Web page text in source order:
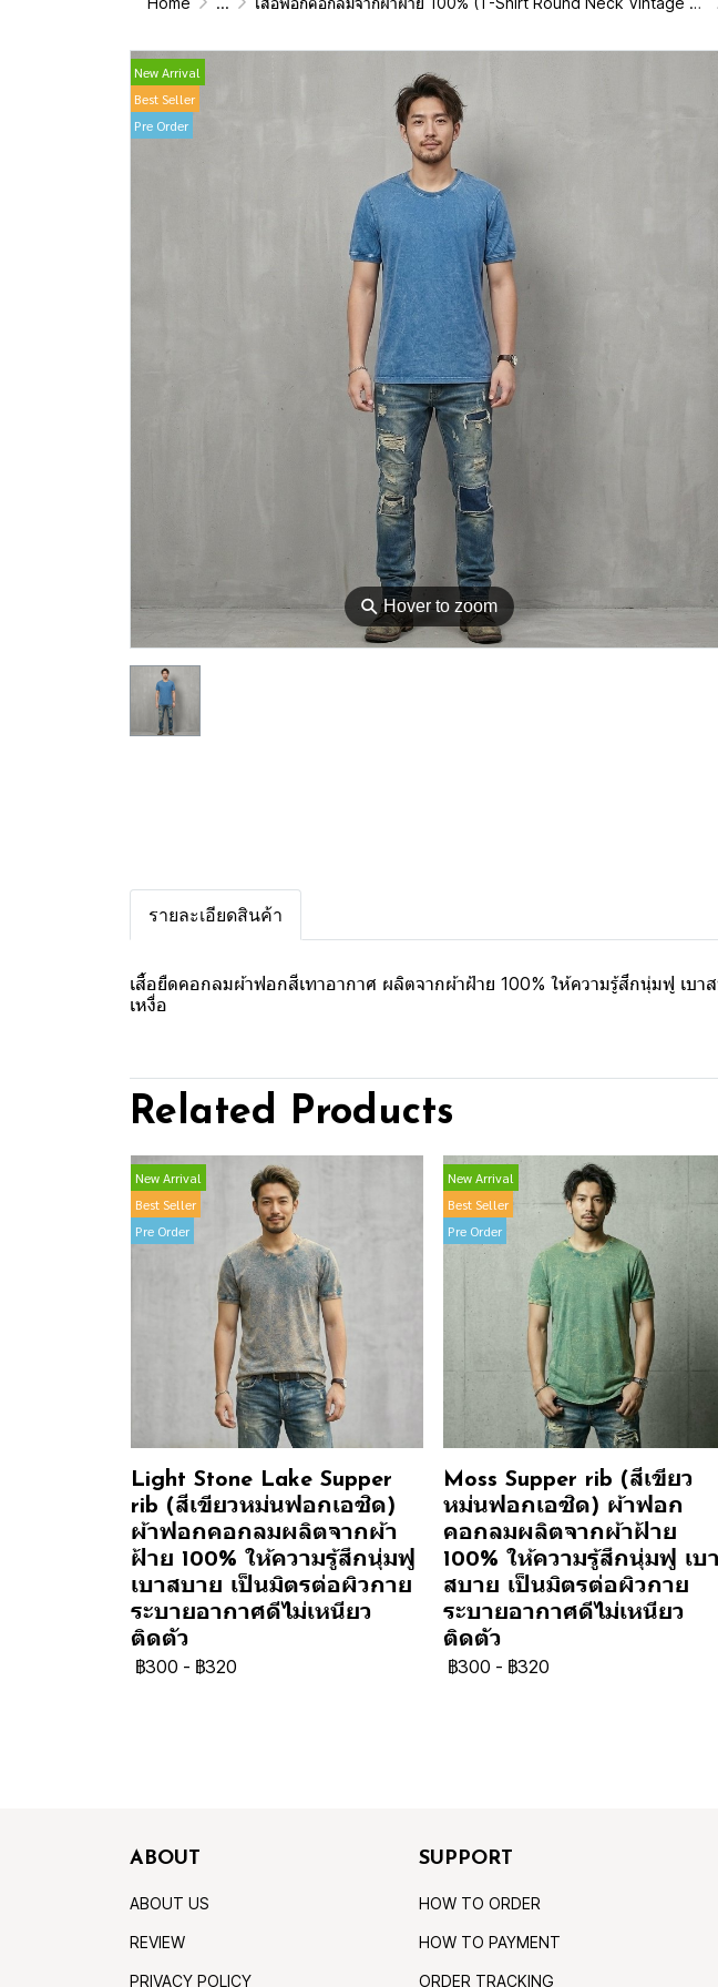
⚲Hover to zoom
New Arrival
Best Seller
Pre Order
รายละเอียดสินค้า
เสื้อยืดคอกลมผ้าฟอกสีเทาอากาศ ผลิตจากผ้าฝ้าย 100% ให้ความรู้สึกนุ่มฟู เบ
เหงื่อ
Related Products
New Arrival
Best Seller
Pre Order
Light Stone Lake Supper
rib (สีเขียวหม่นฟอกเอซิด)
ผ้าฟอกคอกลมผลิตจากผ้า
ฝ้าย 100% ให้ความรู้สึกนุ่มฟู
เบาสบาย เป็นมิตรต่อผิวกาย
ระบายอากาศดีไม่เหนียว
ติดตัว
฿300 - ฿320
New Arrival
Best Seller
Pre Order
Moss Supper rib (สีเขียว
หม่นฟอกเอซิด) ผ้าฟอก
คอกลมผลิตจากผ้าฝ้าย
100% ให้ความรู้สึกนุ่มฟู เบา
สบาย เป็นมิตรต่อผิวกาย
ระบายอากาศดีไม่เหนียว
ติดตัว
฿300 - ฿320
ABOUT
ABOUT US
REVIEW
PRIVACY POLICY
SUPPORT
HOW TO ORDER
HOW TO PAYMENT
ORDER TRACKING